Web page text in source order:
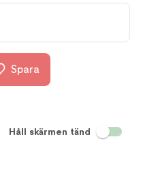
Spara
Håll skärmen tänd